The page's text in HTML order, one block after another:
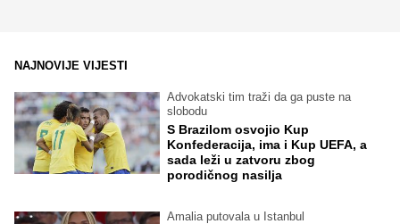
NAJNOVIJE VIJESTI
Advokatski tim traži da ga puste na
slobodu
S Brazilom osvojio Kup
Konfederacija, ima i Kup UEFA, a
sada leži u zatvoru zbog
porodičnog nasilja
Amalia putovala u Istanbul